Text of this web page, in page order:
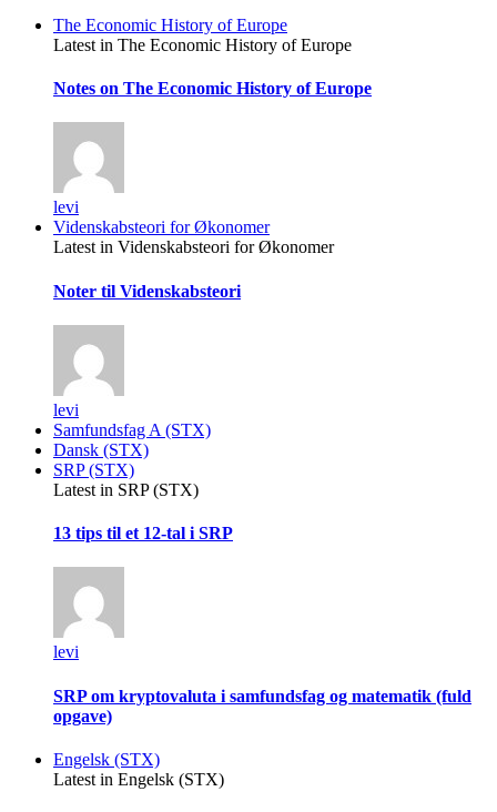
The Economic History of Europe
Latest in The Economic History of Europe
Notes on The Economic History of Europe
levi
Videnskabsteori for Økonomer
Latest in Videnskabsteori for Økonomer
Noter til Videnskabsteori
levi
Samfundsfag A (STX)
Dansk (STX)
SRP (STX)
Latest in SRP (STX)
13 tips til et 12-tal i SRP
levi
SRP om kryptovaluta i samfundsfag og matematik (fuld
opgave)
Engelsk (STX)
Latest in Engelsk (STX)